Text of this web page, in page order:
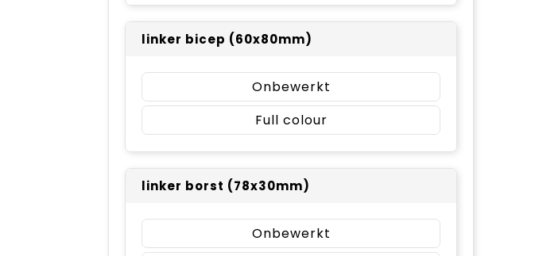
linker bicep (60x80mm)
Onbewerkt
Full colour
linker borst (78x30mm)
Onbewerkt